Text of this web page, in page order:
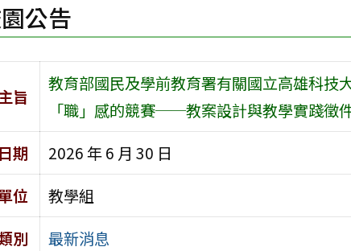
公告
旨
教育部國民及學前教育署有關國立高雄科技
「職」感的競賽──教案設計與教學實踐徵件
期
2026 年 6 月 30 日
位
教學組
別
最新消息